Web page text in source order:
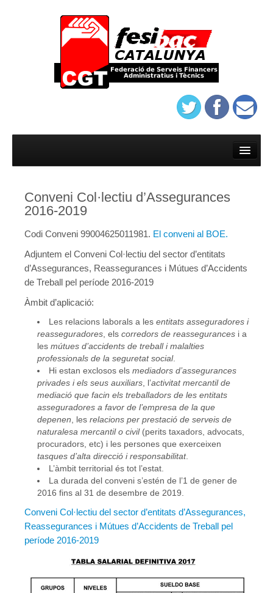
On trobar-nos
On trobar-nos
Agenda
Convenis
Activitats administratives
Conveni Col·lectiu de Consultoria i Estudis de Mercat i
Conveni Col·lectiu d’Enginyeria i Oficines d’Estudis Tècnics
Conveni Col·lectiu d’Oficines i Despatxos 2019-2021
Entitats de crèdit i asseguradores
Conveni Col·lectiu d’Assegurances 2016-2019
Tablas salariales del Convenio de Seguros 2018 y 2019
Conveni Col·lectiu de Banca 2015-2018
Conveni Col·lectiu de Caixes i Entitats d’Estalvi 2011-2014
Conveni Col·lectiu d’Establiments Financers de Crèdit 2013
Eleccions Sindicals
Conveni Col·lectiu d’Assegurances
2016-2019
Codi Conveni 99004625011981. El conveni al BOE.
Adjuntem el Conveni Col·lectiu del sector d’entitats
d’Assegurances, Reassegurances i Mútues d’Accidents
de Treball pel període 2016-2019
Àmbit d’aplicació:
Les relacions laborals a les entitats asseguradores i
reasseguradores , els corredors de reassegurances i a
les mútues d’accidents de treball i malalties
professionals de la seguretat social.
Hi estan exclosos els mediadors d’assegurances
privades i els seus auxiliars , l’activitat mercantil de
mediació que facin els treballadors de les entitats
asseguradores a favor de l’empresa de la que
depenen , les relacions per prestació de serveis de
naturalesa mercantil o civil(perits taxadors, advocats,
procuradors, etc) i les persones que exerceixen
tasques d’alta direcció i responsabilitat.
L’àmbit territorial és tot l’estat.
La durada del conveni s’estén de l’1 de gener de
2016 fins al 31 de desembre de 2019.
Conveni Col·lectiu del sector d’entitats d’Assegurances,
Reassegurances i Mútues d’Accidents de Treball pel
període 2016-2019